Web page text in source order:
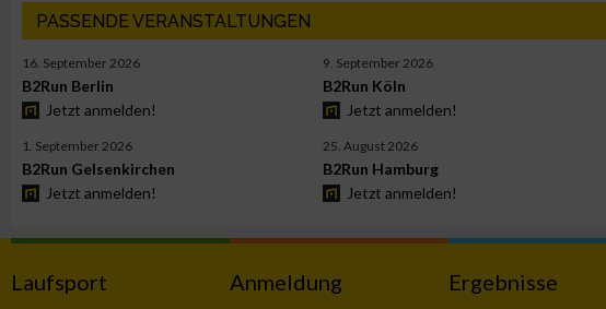
PASSENDE VERANSTALTUNGEN
16. September 2026
B2Run Berlin
Jetzt anmelden!
9. September 2026
B2Run Köln
Jetzt anmelden!
1. September 2026
B2Run Gelsenkirchen
Jetzt anmelden!
25. August 2026
B2Run Hamburg
Jetzt anmelden!
Laufsport Anmeldung Ergebnisse